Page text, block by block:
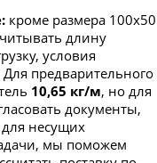
кроме размера 100х50
длину
условия
предварительного
10,65 кг/м, но для
документы,
для несущих
мы поможем